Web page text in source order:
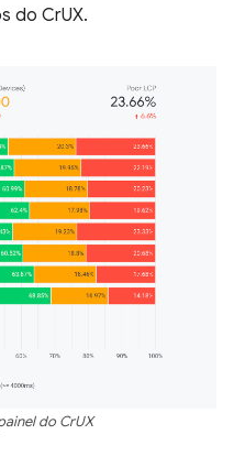
do CrUX.
do CrUX